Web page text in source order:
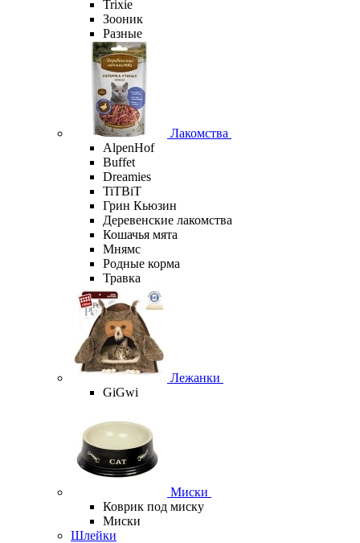
Trixie
Зооник
Разные
Лакомства
AlpenHof
Buffet
Dreamies
TiTBiT
Грин Кьюзин
Деревенские лакомства
Кошачья мята
Мнямс
Родные корма
Травка
Лежанки
GiGwi
Миски
Коврик под миску
Миски
Шлейки